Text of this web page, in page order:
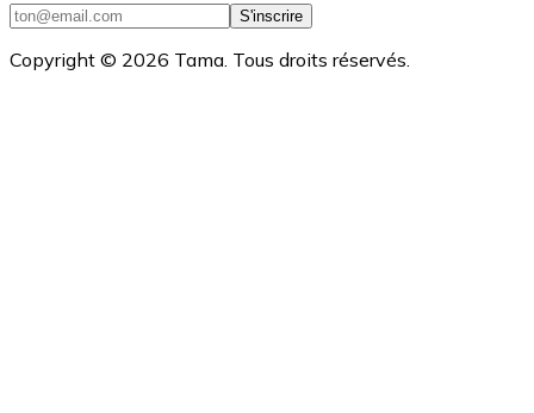
S'inscrire
Copyright © 2026 Tama. Tous droits réservés.